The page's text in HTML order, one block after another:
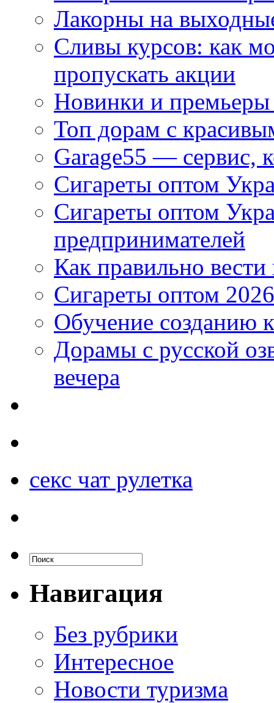
Лакорны на
Сливы курсов: как
пропускать акции
Новинки и
Топ дорам с
Garage55 — сервис,
Сигареты оптом
Сигареты оптом
предпринимателей
Как правильно
Сигареты оптом
Обучение созданию
Дорамы с русской
вечера
секс чат рулетка
Навигация
Без рубрики
Интересное
Новости туризма